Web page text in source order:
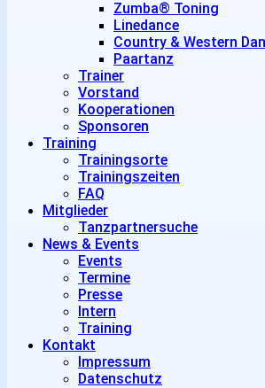
Zumba® Toning
Linedance
Country & Western
Paartanz
Trainer
Vorstand
Kooperationen
Sponsoren
Training
Trainingsorte
Trainingszeiten
FAQ
Mitglieder
Tanzpartnersuche
News & Events
Events
Termine
Presse
Intern
Training
Kontakt
Impressum
Datenschutz